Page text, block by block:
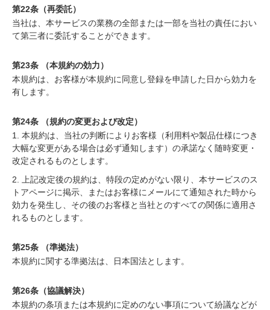
第22条（再委託）
当社は、本サービスの業務の全部または一部を当社の責任におい
て第三者に委託することができます。
第23条 （本規約の効力）
本規約は、お客様が本規約に同意し登録を申請した日から効力を
有します。
第24条 （規約の変更および改定）
1. 本規約は、当社の判断によりお客様（利用料や製品仕様につき
大幅な変更がある場合は必ず通知します）の承諾なく随時変更・
改定されるものとします。
2. 上記改定後の規約は、特段の定めがない限り、本サービスのス
トアページに掲示、またはお客様にメールにて通知された時から
効力を発生し、その後のお客様と当社とのすべての関係に適用さ
れるものとします。
第25条 （準拠法）
本規約に関する準拠法は、日本国法とします。
第26条（協議解決）
本規約の条項または本規約に定めのない事項について紛議などが